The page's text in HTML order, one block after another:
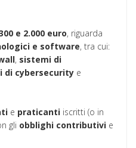
e 2.000 euro, riguarda
e software, tra cui:
, sistemi di
di cybersecurity e
e praticanti iscritti (o in
gli obblighi contributivi e